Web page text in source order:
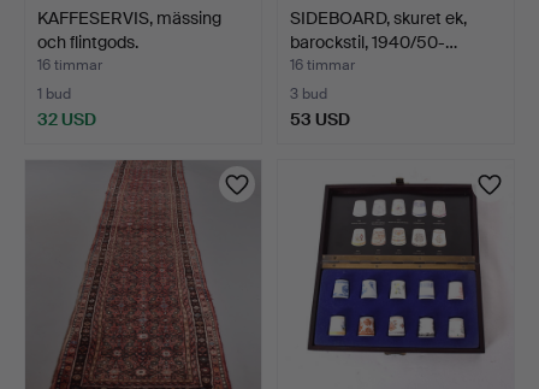
KAFFESERVIS, mässing
och flintgods.
16 timmar
1 bud
32 USD
SIDEBOARD, skuret ek,
barockstil, 1940/50-…
16 timmar
3 bud
53 USD